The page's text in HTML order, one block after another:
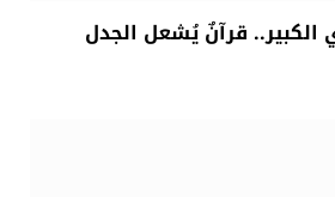
قرآنٌ يُشعل الجدل